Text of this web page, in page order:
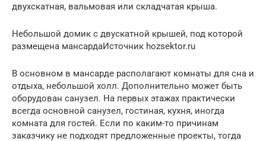
двухскатная, вальмовая или складчатая крыша.
Небольшой домик с двускатной крышей, под которой
размещена мансардаИсточник hozsektor.ru
В основном в мансарде располагают комнаты для сна и
отдыха, небольшой холл. Дополнительно может быть
оборудован санузел. На первых этажах практически
всегда основной санузел, гостиная, кухня, иногда
комната для гостей. Если по каким-то причинам
заказчику не подходят предложенные проекты, тогда